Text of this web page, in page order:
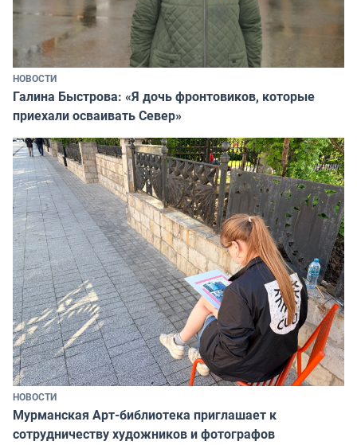
НОВОСТИ
Галина Быстрова: «Я дочь фронтовиков, которые
приехали осваивать Север»
НОВОСТИ
Мурманская Арт-библиотека приглашает к
сотрудничеству художников и фотографов